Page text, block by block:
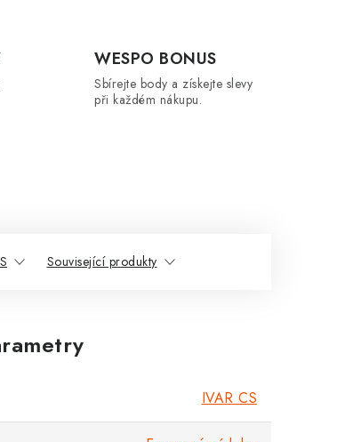
WESPO BONUS
Sbírejte body a získejte slevy
při každém nákupu.
Související produkty
IVAR CS
podpora